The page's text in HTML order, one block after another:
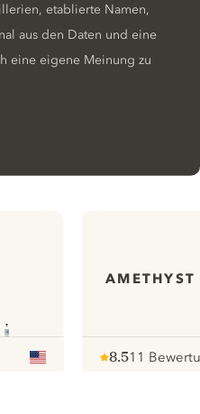
etablierte Namen,
aus den Daten und eine
eine eigene Meinung zu
8.511